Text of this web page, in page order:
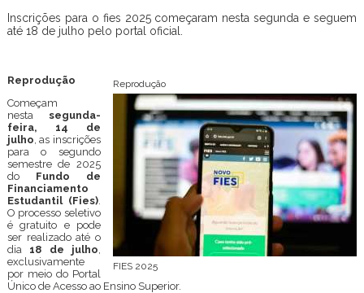
Inscrições para o fies 2025 começaram nesta segunda e seguem
até 18 de julho pelo portal oficial.
Reprodução
FIES 2025
Reprodução
Começam
nestasegunda-
feira, 14 de
julho, as inscrições
para o segundo
semestre de 2025
do Fundo de
Financiamento
Estudantil (Fies).
O processo seletivo
é gratuito e pode
ser realizado até o
dia 18 de julho,
exclusivamente
por meio do Portal
Único de Acesso ao Ensino Superior.